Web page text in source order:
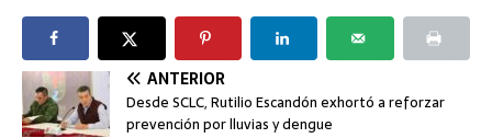
ANTERIOR
Desde SCLC, Rutilio Escandón exhortó a reforzar
prevención por lluvias y dengue